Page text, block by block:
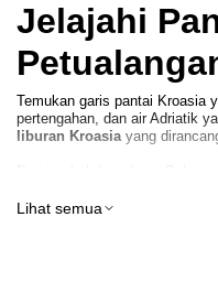
Jelajahi
Temukan garis pantai Kroasia
pertengahan, dan air Adriatik
liburan Kroasiayang
keindahan alam, dan gaya
Lihat semua